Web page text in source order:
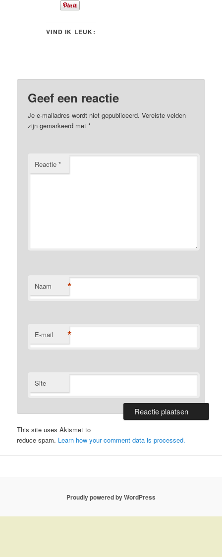
VIND IK LEUK:
Geef een reactie
Je e-mailadres wordt niet gepubliceerd. Vereiste velden
zijn gemarkeerd met*
Reactie*
Naam *
E-mail *
Site
This site uses Akismet to
reduce spam. Learn how your comment data is processed.
Proudly powered by WordPress